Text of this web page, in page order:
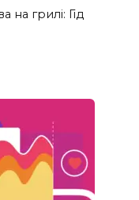
на грилі: Гід